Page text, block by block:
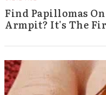
Find Papillomas
Armpit? It's The